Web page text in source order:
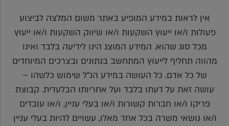
אין לראות במידע המופיע באתר משום המלצה לביצוע
פעולות ו/או ייעוץ השקעות ו/או שיווק השקעות ו/או ייעוץ
מכל סוג שהוא. המידע המוצג הינו לידיעה בלבד ואינו
מהווה תחליף לייעוץ המתחשב בנתונים ובצרכים המיוחדים
של כל אדם. כל העושה במידע הנ"ל שימוש כלשהו –
עושה זאת על דעתו בלבד ועל אחריותו הבלעדית. קבוצת
פריקו ו/או חברות קשורות ו/או בעלי עניין, ו/או עובדים
ו/או נושאי משרה בכל אחד מאלו, עשויים להיות בעלי עניין